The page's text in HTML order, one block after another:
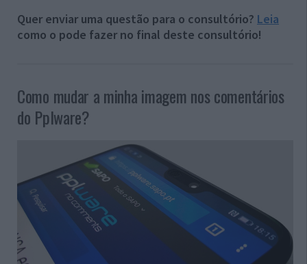
Quer enviar uma questão para o consultório? Leia
como o pode fazer no final deste consultório!
Como mudar a minha imagem nos comentários
do Pplware?